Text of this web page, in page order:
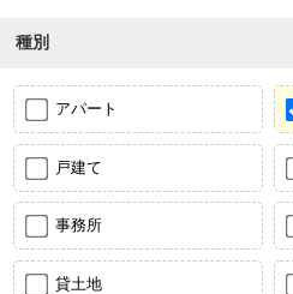
種別
アパート
戸建て
事務所
貸土地